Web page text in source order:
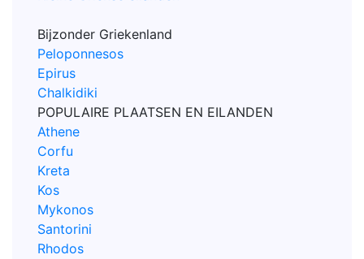
Bijzonder Griekenland
Peloponnesos
Epirus
Chalkidiki
POPULAIRE PLAATSEN EN EILANDEN
Athene
Corfu
Kreta
Kos
Mykonos
Santorini
Rhodos